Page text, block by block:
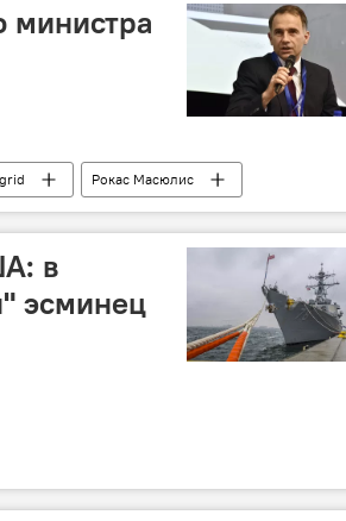
министра
Рокас Масюлис
в
эсминец